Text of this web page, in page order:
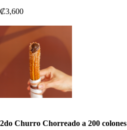
₡3,600
2do Churro Chorreado a 200 colones